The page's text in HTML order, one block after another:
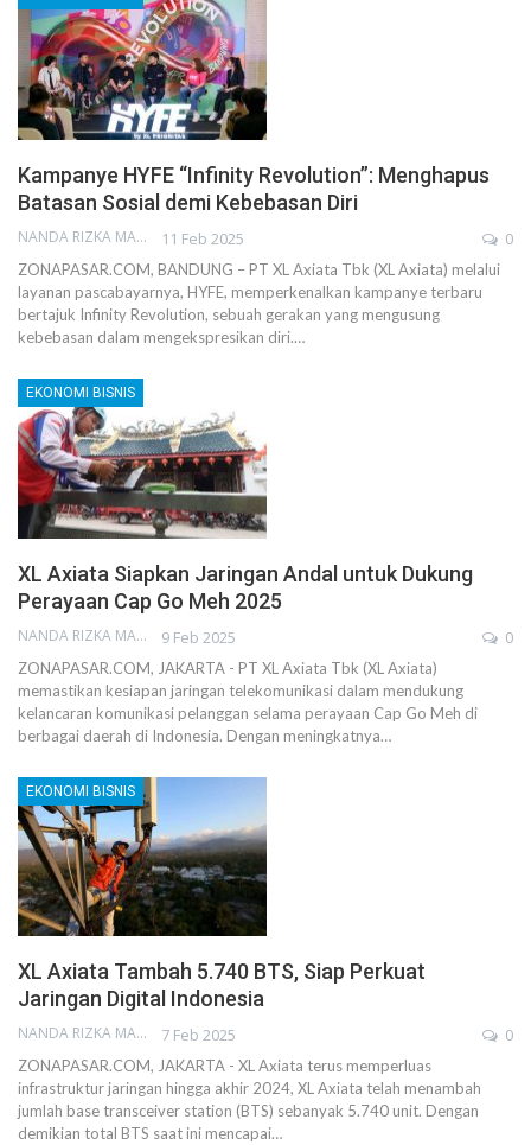
Kampanye HYFE “Infinity Revolution”: Menghapus
Batasan Sosial demi Kebebasan Diri
NANDA RIZKA MAHENDRA 11 Feb 2025 0
ZONAPASAR.COM, BANDUNG – PT XL Axiata Tbk (XL Axiata) melalui
layanan pascabayarnya, HYFE, memperkenalkan kampanye terbaru
bertajuk Infinity Revolution, sebuah gerakan yang mengusung
kebebasan dalam mengekspresikan diri.…
EKONOMI BISNIS
XL Axiata Siapkan Jaringan Andal untuk Dukung
Perayaan Cap Go Meh 2025
NANDA RIZKA MAHENDRA 9 Feb 2025 0
ZONAPASAR.COM, JAKARTA - PT XL Axiata Tbk (XL Axiata)
memastikan kesiapan jaringan telekomunikasi dalam mendukung
kelancaran komunikasi pelanggan selama perayaan Cap Go Meh di
berbagai daerah di Indonesia. Dengan meningkatnya…
EKONOMI BISNIS
XL Axiata Tambah 5.740 BTS, Siap Perkuat
Jaringan Digital Indonesia
NANDA RIZKA MAHENDRA 7 Feb 2025 0
ZONAPASAR.COM, JAKARTA - XL Axiata terus memperluas
infrastruktur jaringan hingga akhir 2024, XL Axiata telah menambah
jumlah base transceiver station (BTS) sebanyak 5.740 unit. Dengan
demikian total BTS saat ini mencapai…